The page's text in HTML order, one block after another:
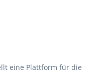
eine Plattform für die